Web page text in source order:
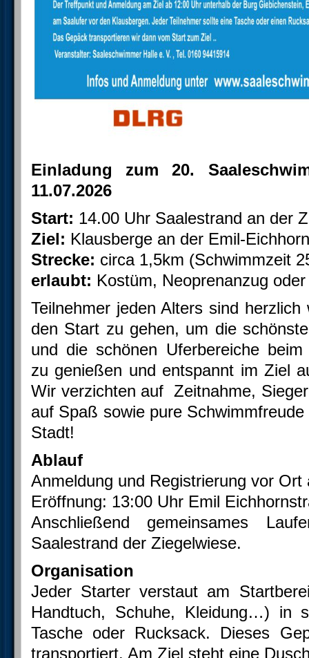
Einladung zum 20.
11.07.2026
Start: 14.00 Uhr Saalestrand an der
Ziel: Klausberge an der Emil-
Strecke: circa 1,5km (Schwimmzeit
erlaubt: Kostüm, Neoprenanzug
Teilnehmer jeden Alters sind
den Start zu gehen, um die
und die schönen Uferbereiche
zu genießen und entspannt im Ziel
Wir verzichten auf Zeitnahme,
auf Spaß sowie pure
Stadt!
Ablauf
Anmeldung und Registrierung vor Ort
Eröffnung: 13:00 Uhr Emil
Anschließend gemeinsames
Saalestrand der Ziegelwiese.
Organisation
Jeder Starter verstaut am
Handtuch, Schuhe, Kleidung…) in
Tasche oder Rucksack. Dieses
transportiert. Am Ziel steht eine